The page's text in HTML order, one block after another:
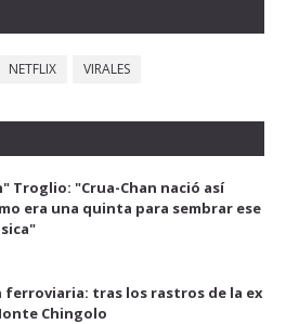
NETFLIX VIRALES
Troglio: "Crua-Chan nació así
era una quinta para sembrar ese
ferroviaria: tras los rastros de la ex
Chingolo